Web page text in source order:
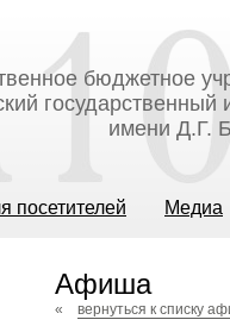
бюджетное
государственный
имени Д.Г.
посетителей Медиа
Афиша
« вернуться к списку